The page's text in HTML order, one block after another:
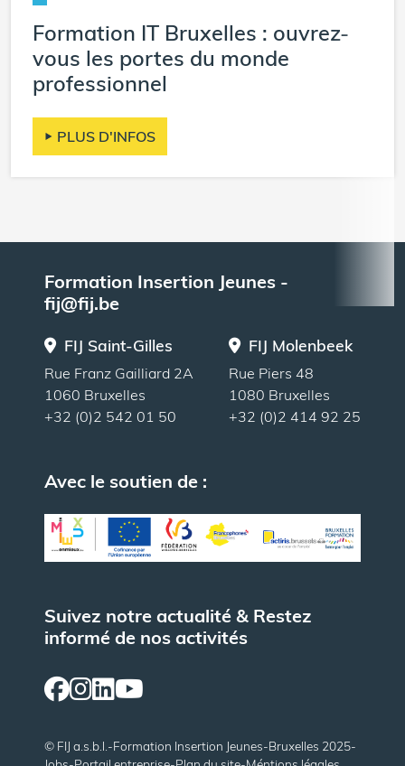
Formation IT Bruxelles : ouvrez-
vous les portes du monde
professionnel
PLUS D'INFOS
Formation Insertion Jeunes -
fij@fij.be
FIJ Saint-Gilles
Rue Franz Gailliard 2A
1060 Bruxelles
+32 (0)2 542 01 50
FIJ Molenbeek
Rue Piers 48
1080 Bruxelles
+32 (0)2 414 92 25
Avec le soutien de :
Suivez notre actualité & Restez
informé de nos activités
© FIJ a.s.b.l. -Formation Insertion Jeunes-Bruxelles 2025-